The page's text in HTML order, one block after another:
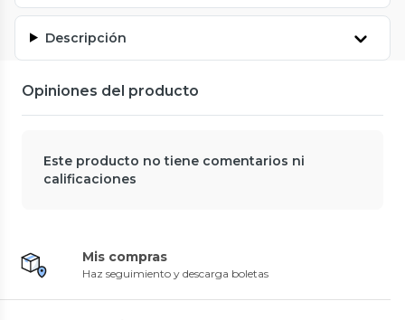
Descripción
Opiniones del producto
Este producto no tiene comentarios ni
calificaciones
Mis compras
Haz seguimiento y descarga boletas